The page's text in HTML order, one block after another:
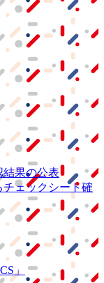
結果の公表
ェックシート確
」